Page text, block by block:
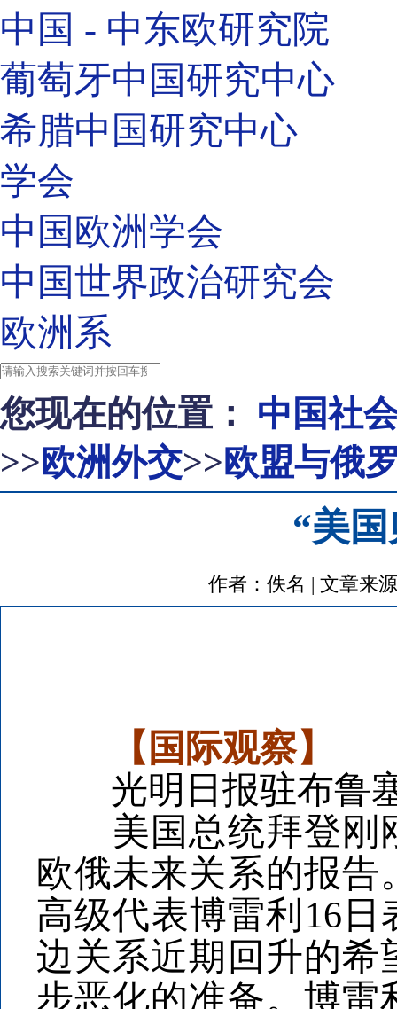
中国 - 中东欧研究院
葡萄牙中国研究中心
希腊中国研究中心
学会
中国欧洲学会
中国世界政治研究会
欧洲系
您现在的位置： 中国社
>>欧洲外交>>欧盟与俄
“美
作者：佚名 | 文章来
【国际观察】
光明日报驻布鲁
美国总统拜登刚刚
欧俄未来关系的报告
高级代表博雷利16
边关系近期回升的希
步恶化的准备。博雷